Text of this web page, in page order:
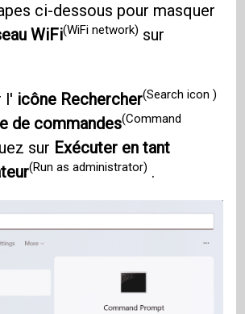
ci-dessous pour masquer
WiFi(WiFi network) sur
l' icône Rechercher(Search icon )
de commandes(Command
sur Exécuter en tant
(Run as administrator) .